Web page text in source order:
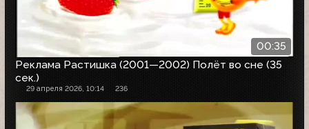
00:35
Реклама Растишка (2001—2002) Полёт во сне (35
сек.)
29 апреля 2026, 10:14 236